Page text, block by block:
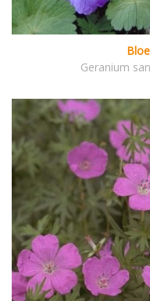
Geranium